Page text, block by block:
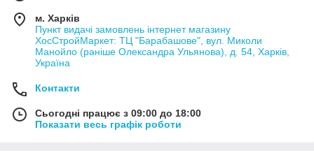
м. Харків
Пункт видачі замовлень інтернет магазину
ХосСтройМаркет: ТЦ "Барабашове", вул. Миколи
Манойло (раніше Олександра Ульянова), д. 54, Харків,
Україна
Контакти
Сьогодні працює з 09:00 до 18:00
Показати весь графік роботи